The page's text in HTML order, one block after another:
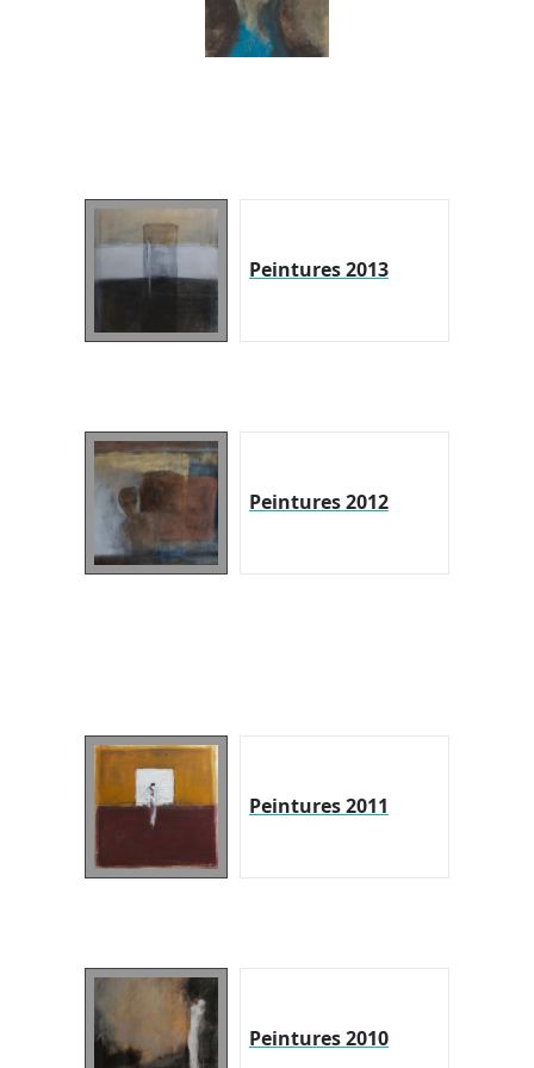
Peintures 2013
Peintures 2012
Peintures 2011
Peintures 2010